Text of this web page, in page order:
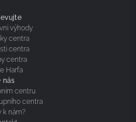
výhody
centra
centra
centra
Harfa
nás
centru
centra
k nám?